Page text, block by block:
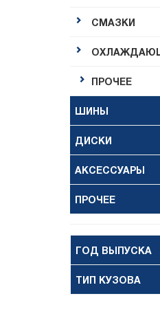
СМАЗКИ
ПРОЧЕЕ
ШИНЫ
ДИСКИ
АКСЕССУАРЫ
ПРОЧЕЕ
ГОД ВЫПУСКА
ТИП КУЗОВА